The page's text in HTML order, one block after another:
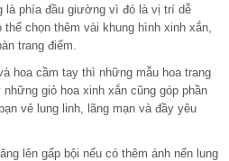
là phía đầu giường vì đó là vị trí dễ
chọn thêm vài khung hình xinh xắn,
trang điểm.
hoa cầm tay thì những mẫu hoa trang
giỏ hoa xinh xắn cũng góp phần
vẻ lung linh, lãng mạn và đầy yêu
lên gấp bội nếu có thêm ánh nến lung